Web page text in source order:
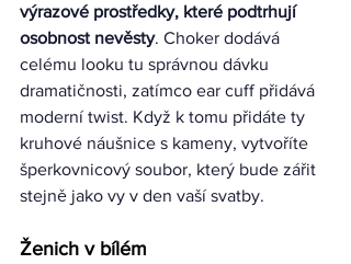
výrazové prostředky, které podtrhují
osobnost nevěsty. Choker dodává
celému looku tu správnou dávku
dramatičnosti, zatímco ear cuff přidává
moderní twist. Když k tomu přidáte ty
kruhové náušnice s kameny, vytvoříte
šperkovnicový soubor, který bude zářit
stejně jako vy v den vaší svatby.
Ženich v bílém